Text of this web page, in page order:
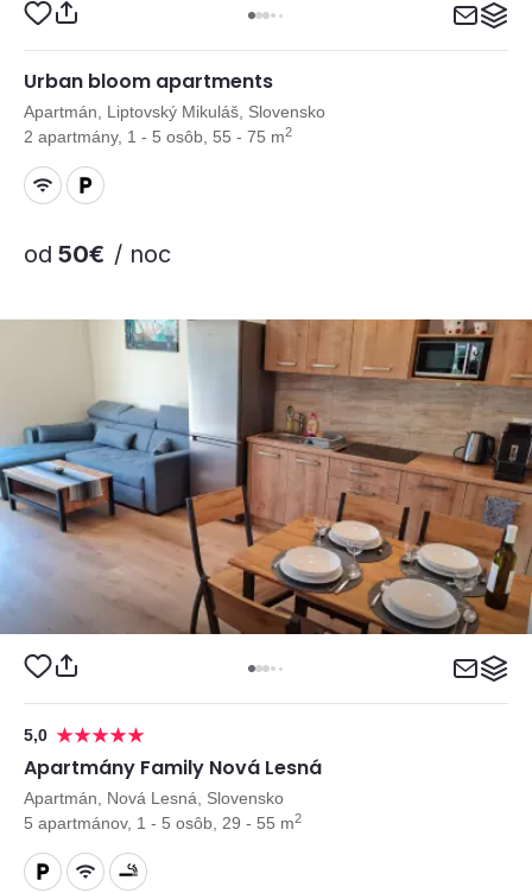
Urban bloom apartments
Apartmán, Liptovský Mikuláš, Slovensko
2 apartmány, 1 - 5 osôb, 55 - 75 m2
od 50€ / noc
5,0
Apartmány Family Nová Lesná
Apartmán, Nová Lesná, Slovensko
5 apartmánov, 1 - 5 osôb, 29 - 55 m2